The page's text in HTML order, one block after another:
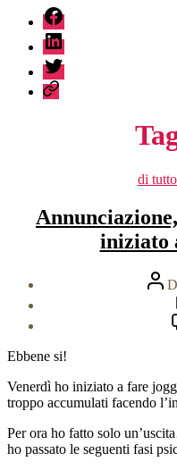
fb
linkedin
twitter
sessionize
di
iniziato
Ebbene si!
Venerdì ho iniziato a fare
troppo accumulati facendo
Per ora ho fatto solo
ho passato le seguenti fasi